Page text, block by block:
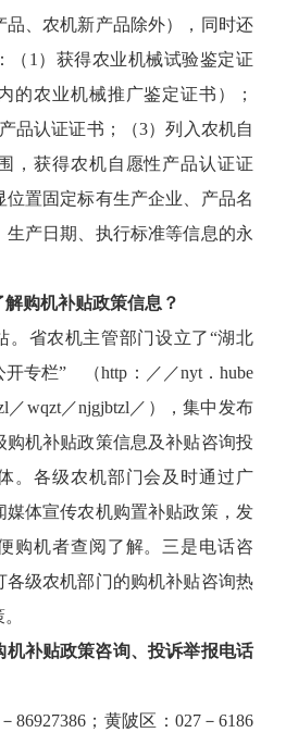
品、农机新产品除外），同时还
（1）获得农业机械试验鉴定证
的农业机械推广鉴定证书）；
品认证证书；（3）列入农机自
，获得农机自愿性产品认证证
置固定标有生产企业、产品名
产日期、执行标准等信息的永
购机补贴政策信息？
。省农机主管部门设立了“湖北
专栏” （http：／／nyt．hube
／wqzt／njgjbtzl／），集中发布
机补贴政策信息及补贴咨询投
。各级农机部门会及时通过广
媒体宣传农机购置补贴政策，发
购机者查阅了解。三是电话咨
各级农机部门的购机补贴咨询热
机补贴政策咨询、投诉举报电话
86927386；黄陂区：027－6186